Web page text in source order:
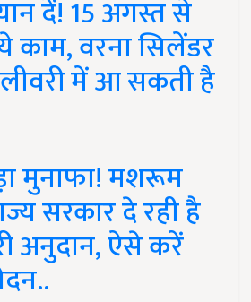
दें! 15 अगस्त से
काम, वरना सिलेंडर
में आ सकती है
मुनाफा! मशरूम
सरकार दे रही है
अनुदान, ऐसे करें